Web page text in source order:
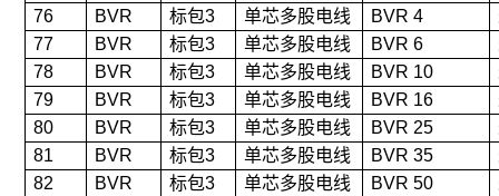
76
BVR 标包3 单芯多股电线 BVR 4
77
BVR 标包3 单芯多股电线 BVR 6
78
BVR 标包3 单芯多股电线 BVR 10
79
BVR 标包3 单芯多股电线 BVR 16
80
BVR 标包3 单芯多股电线 BVR 25
81
BVR 标包3 单芯多股电线 BVR 35
82
BVR 标包3 单芯多股电线 BVR 50